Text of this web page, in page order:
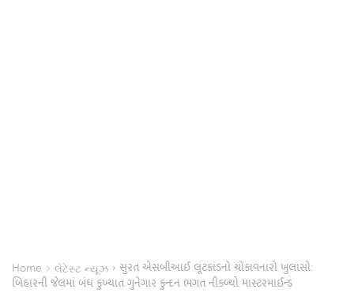
Home › લેટેસ્ટ ન્યૂઝ › સુરત એસબીઆઈ લૂંટકાંડનો ચોંકાવનારો ખુલાસો:
બિહારની જેલમાં બંધ કુખ્યાત ગુનેગાર કુન્દન ભગત નીકળ્યો માસ્ટરમાઈન્ડ